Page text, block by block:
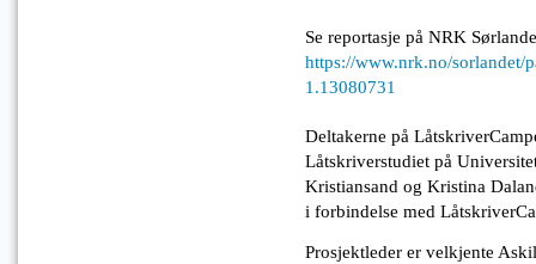
Se reportasje på NRK
https://www.nrk.no/sorlandet/
1.13080731
Deltakerne på
Låtskriverstudiet på
Kristiansand og Kristina
i forbindelse med
Prosjektleder er velkjente